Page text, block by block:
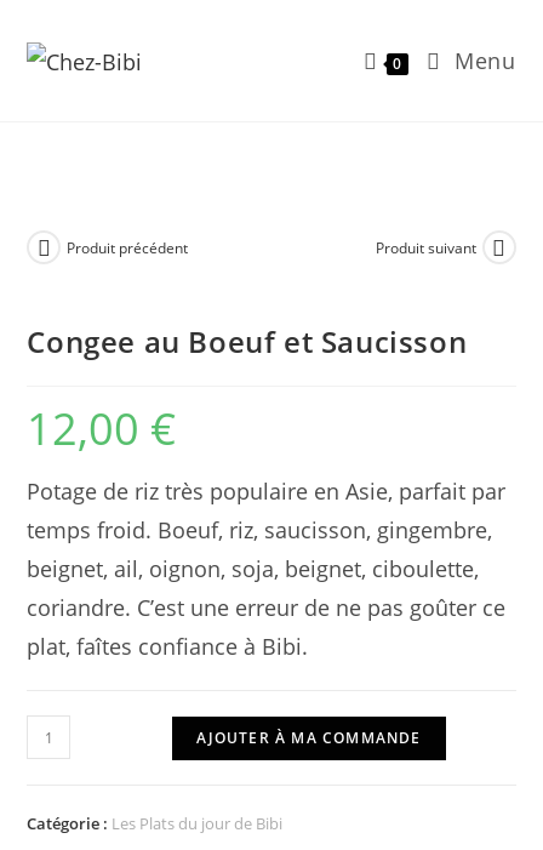
content
0 Menu
Produit précédent Produit suivant
Congee au Boeuf et Saucisson
12,00 €
Potage de riz très populaire en Asie, parfait par
temps froid. Boeuf, riz, saucisson, gingembre,
beignet, ail, oignon, soja, beignet, ciboulette,
coriandre. C’est une erreur de ne pas goûter ce
plat, faîtes confiance à Bibi.
quantité
de
au
AJOUTER À MA COMMANDE
Catégorie : Les Plats du jour de Bibi